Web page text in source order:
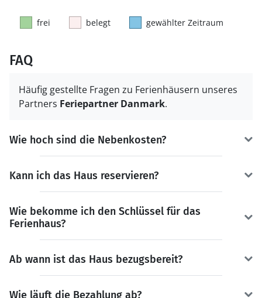
frei belegt gewählter Zeitraum
FAQ
Häufig gestellte Fragen zu Ferienhäusern unseres
Partners Feriepartner Danmark.
Wie hoch sind die Nebenkosten?
Kann ich das Haus reservieren?
Wie bekomme ich den Schlüssel für das
Ferienhaus?
Ab wann ist das Haus bezugsbereit?
Wie läuft die Bezahlung ab?